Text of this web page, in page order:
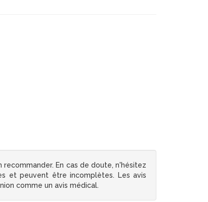
En cas de doute, n'hésitez
et peuvent être incomplètes. Les avis
comme un avis médical.